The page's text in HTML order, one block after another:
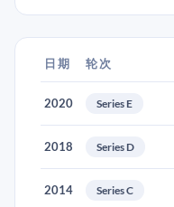
日期 轮次
2020 Series E
2018 Series D
2014 Series C